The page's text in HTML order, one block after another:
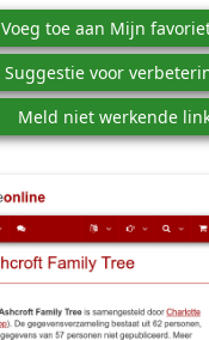
Voeg toe aan Mijn
Suggestie voor
Meld niet werkende